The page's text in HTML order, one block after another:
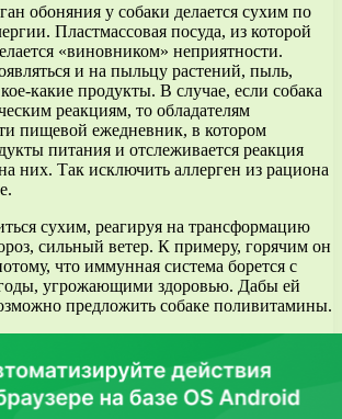
обоняния у собаки делается сухим по
Пластмассовая посуда, из которой
«виновником» неприятности.
и на пыльцу растений, пыль,
какие продукты. В случае, если собака
реакциям, то обладателям
пищевой ежедневник, в котором
питания и отслеживается реакция
них. Так исключить аллерген из рациона
сухим, реагируя на трансформацию
сильный ветер. К примеру, горячим он
что иммунная система борется с
угрожающими здоровью. Дабы ей
предложить собаке поливитамины.